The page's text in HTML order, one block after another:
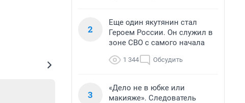
2
Еще один якутянин стал
Героем России. Он служил в
зоне СВО с самого начала
1 344 Обсудить
3
«Дело не в юбке или
макияже». Следователь